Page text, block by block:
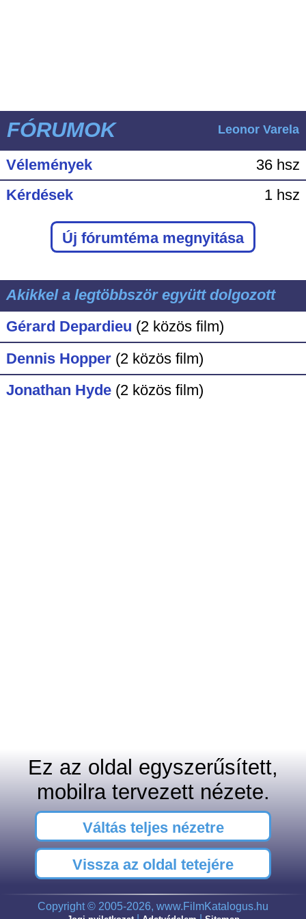
FÓRUMOK Leonor Varela
Vélemények
36 hsz
Kérdések
1 hsz
Új fórumtéma megnyitása
Akikkel a legtöbbször együtt dolgozott
Gérard Depardieu (2 közös film)
Dennis Hopper (2 közös film)
Jonathan Hyde (2 közös film)
Ez az oldal egyszerűsített,
mobilra tervezett nézete.
Váltás teljes nézetre
Vissza az oldal tetejére
Copyright © 2005-2026, www.FilmKatalogus.hu